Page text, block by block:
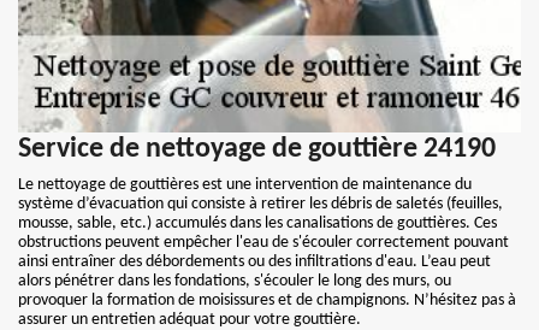
Service de nettoyage de gouttière 24190
Le nettoyage de gouttières est une intervention de maintenance du
système d’évacuation qui consiste à retirer les débris de saletés (feuilles,
mousse, sable, etc.) accumulés dans les canalisations de gouttières. Ces
obstructions peuvent empêcher l'eau de s'écouler correctement pouvant
ainsi entraîner des débordements ou des infiltrations d'eau. L’eau peut
alors pénétrer dans les fondations, s'écouler le long des murs, ou
provoquer la formation de moisissures et de champignons. N’hésitez pas à
assurer un entretien adéquat pour votre gouttière.